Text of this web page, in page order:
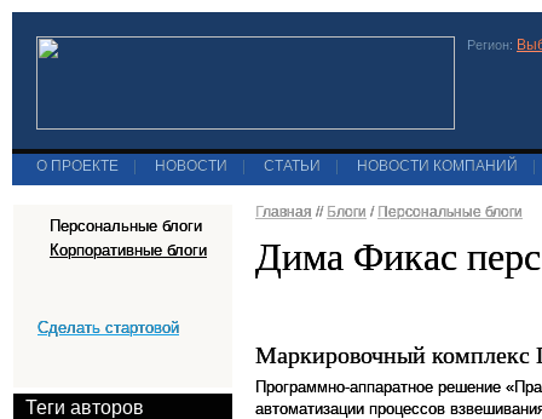
Регион:
О ПРОЕКТЕ НОВОСТИ СТАТЬИ НОВОСТИ КОМПАНИЙ
Персональные блоги
Корпоративные блоги
Сделать стартовой
Теги авторов
Главная // Блоги / Персональные блоги
Дима Фикас
Маркировочный
Программно-аппаратное решение
автоматизации процессов